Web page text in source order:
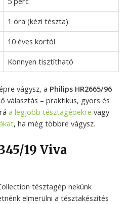
1 óra (kézi tészta)
10 éves kortól
Könnyen tisztítható
vágysz, a Philips HR2665/96
választás – praktikus, gyors és
a legjobb tésztagépekre vagy
, ha még többre vágysz.
19 Viva
tésztagép nekünk
elmerülni a tésztakészítés